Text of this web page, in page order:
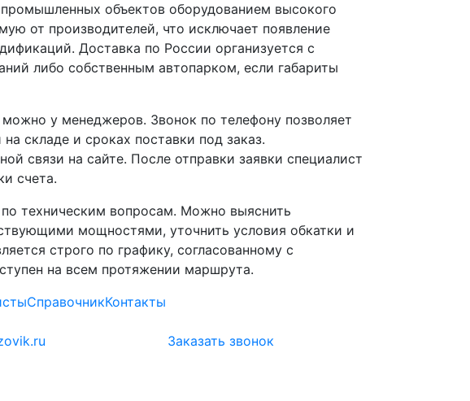
объектов оборудованием высокого
от производителей, что исключает появление
Доставка по России организуется с
либо собственным автопарком, если габариты
у менеджеров. Звонок по телефону позволяет
складе и сроках поставки под заказ.
связи на сайте. После отправки заявки специалист
счета.
техническим вопросам. Можно выяснить
мощностями, уточнить условия обкатки и
строго по графику, согласованному с
на всем протяжении маршрута.
СправочникКонтакты
Заказать звонок